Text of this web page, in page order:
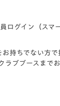
ログイン（スマ
持ちでない方
ラブブースまで